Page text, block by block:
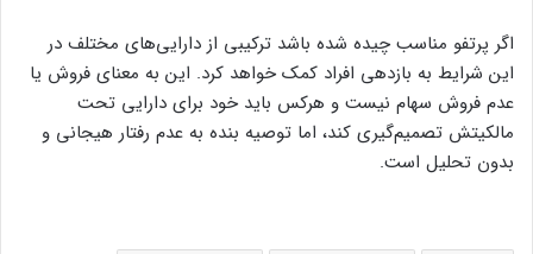
اگر پرتفو مناسب چیده شده باشد ترکیبی از دارایی‌های مختلف در
این شرایط به بازدهی افراد کمک خواهد کرد. این به معنای فروش یا
عدم فروش سهام نیست و هرکس باید خود برای دارایی تحت
مالکیتش تصمیم‌گیری کند، اما توصیه بنده به عدم رفتار هیجانی و
بدون تحلیل است.